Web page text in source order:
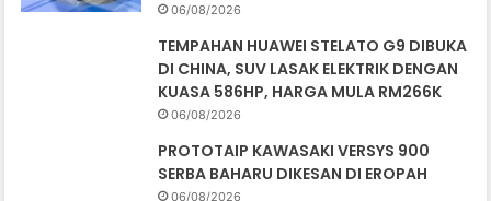
06/08/2026
TEMPAHAN HUAWEI STELATO G9 DIBUKA
DI CHINA, SUV LASAK ELEKTRIK DENGAN
KUASA 586HP, HARGA MULA RM266K
06/08/2026
PROTOTAIP KAWASAKI VERSYS 900
SERBA BAHARU DIKESAN DI EROPAH
06/08/2026